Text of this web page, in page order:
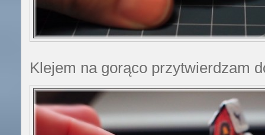
Klejem na gorąco przytwierdzam